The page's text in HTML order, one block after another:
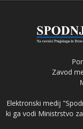
Zavod
Elektronski medij
ki ga vodi Ministrstvo